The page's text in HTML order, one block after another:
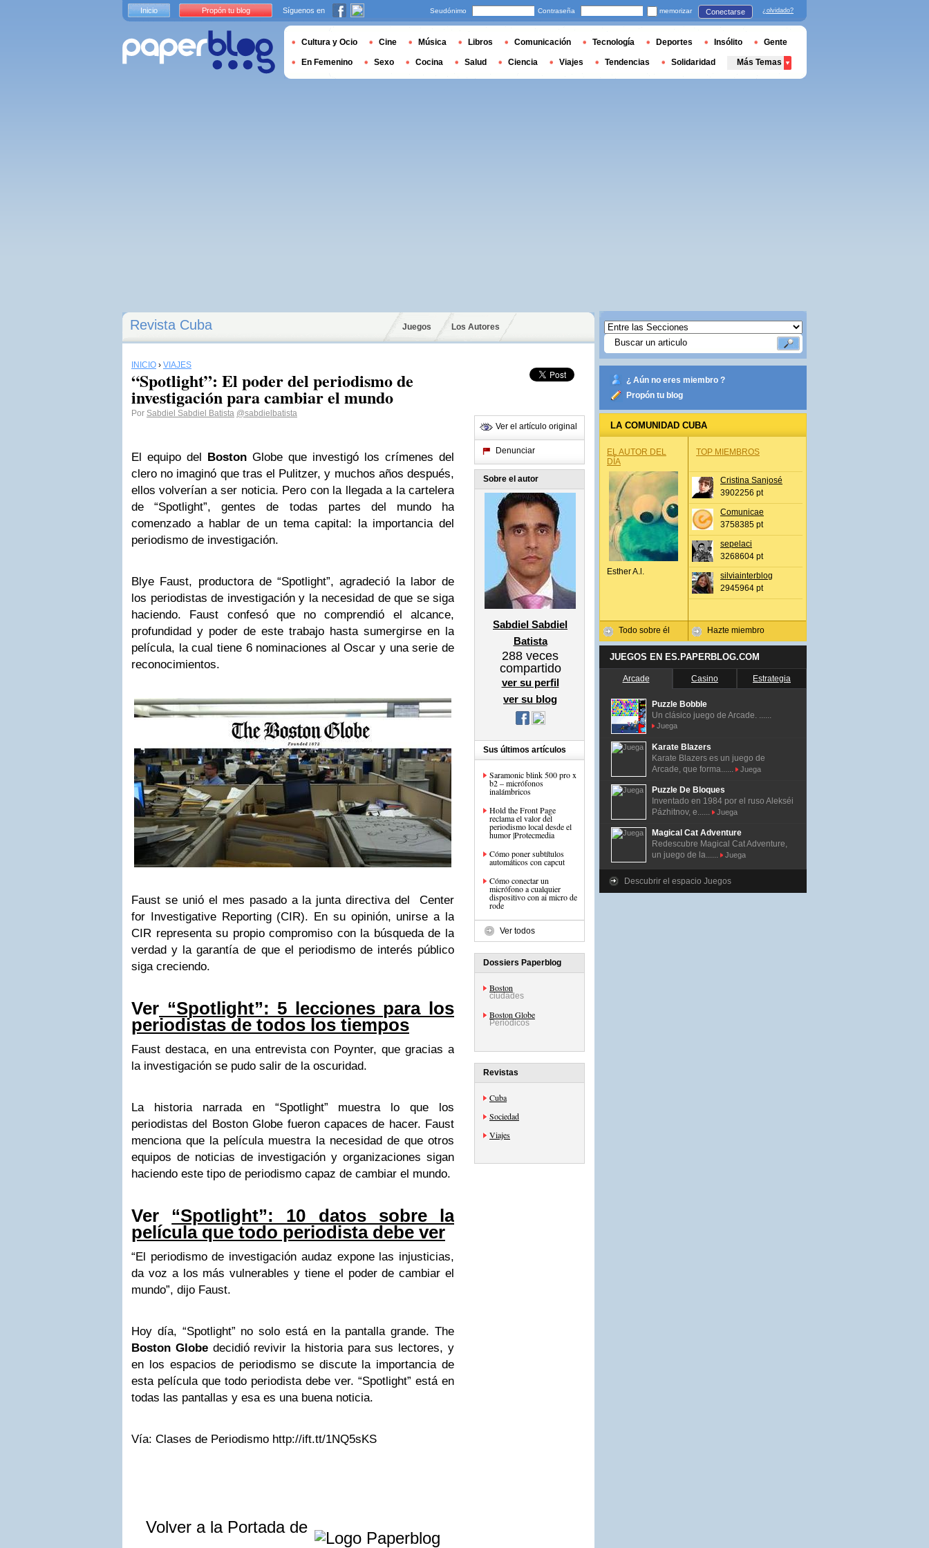
Revista Cuba Juegos Los Autores
INICIO › VIAJES
“Spotlight”: El poder del periodismo de
investigación para cambiar el mundo
Por Sabdiel Sabdiel Batista @sabdielbatista
El equipo del Boston Globe que investigó los crímenes del
clero no imaginó que tras el Pulitzer, y muchos años después,
ellos volverían a ser noticia. Pero con la llegada a la cartelera
de “Spotlight”, gentes de todas partes del mundo ha
comenzado a hablar de un tema capital: la importancia del
periodismo de investigación.
Blye Faust, productora de “Spotlight”, agradeció la labor de
los periodistas de investigación y la necesidad de que se siga
haciendo. Faust confesó que no comprendió el alcance,
profundidad y poder de este trabajo hasta sumergirse en la
película, la cual tiene 6 nominaciones al Oscar y una serie de
reconocimientos.
Faust se unió el mes pasado a la junta directiva del Center
for Investigative Reporting (CIR). En su opinión, unirse a la
CIR representa su propio compromiso con la búsqueda de la
verdad y la garantía de que el periodismo de interés público
siga creciendo.
Ver “Spotlight”: 5 lecciones para los
periodistas de todos los tiempos
Faust destaca, en una entrevista con Poynter, que gracias a
la investigación se pudo salir de la oscuridad.
La historia narrada en “Spotlight” muestra lo que los
periodistas del Boston Globe fueron capaces de hacer. Faust
menciona que la película muestra la necesidad de que otros
equipos de noticias de investigación y organizaciones sigan
haciendo este tipo de periodismo capaz de cambiar el mundo.
Ver “Spotlight”: 10 datos sobre la
película que todo periodista debe ver
“El periodismo de investigación audaz expone las injusticias,
da voz a los más vulnerables y tiene el poder de cambiar el
mundo”, dijo Faust.
Hoy día, “Spotlight” no solo está en la pantalla grande. The
Boston Globedecidió revivir la historia para sus lectores, y
en los espacios de periodismo se discute la importancia de
esta película que todo periodista debe ver. “Spotlight” está en
todas las pantallas y esa es una buena noticia.
Vía: Clases de Periodismo http://ift.tt/1NQ5sKS
Volver a la Portada de
Ver el artículo original
Denunciar
Sobre el autor
Sabdiel Sabdiel
Batista
288 veces
compartido
ver su perfil
ver su blog
Sus últimos artículos
Saramonic blink 500 pro x
b2 – micrófonos
inalámbricos
Hold the Front Page
reclama el valor del
periodismo local desde el
humor |Protecmedia
Cómo poner subtítulos
automáticos con capcut
Cómo conectar un
micrófono a cualquier
dispositivo con ai micro de
rode
Ver todos
Dossiers Paperblog
Boston
ciudades
Boston Globe
Periódicos
Revistas
Cuba
Sociedad
Viajes
¿ Aún no eres miembro ?
Propón tu blog
LA COMUNIDAD CUBA
EL AUTOR DEL
DÍA
Esther A.l.
Todo sobre él
TOP MIEMBROS
Cristina Sanjosé
3902256 pt
Comunicae
3758385 pt
sepelaci
3268604 pt
silviainterblog
2945964 pt
Hazte miembro
JUEGOS EN ES.PAPERBLOG.COM
Arcade Casino Estrategia
Puzzle Bobble
Un clásico juego de Arcade. ......
Juega
Karate Blazers
Karate Blazers es un juego de
Arcade, que forma......
Juega
Puzzle De Bloques
Inventado en 1984 por el ruso Alekséi
Pázhitnov, e......
Juega
Magical Cat Adventure
Redescubre Magical Cat Adventure,
un juego de la......
Juega
Descubrir el espacio Juegos
Inicio Propón tu blog Síguenos en Seudónimo Contraseña memorizar Conectarse ¿olvidado?
Cultura y Ocio Cine Música Libros Comunicación Tecnología Deportes Insólito Gente
En Femenino Sexo Cocina Salud Ciencia Viajes Tendencias Solidaridad Más Temas